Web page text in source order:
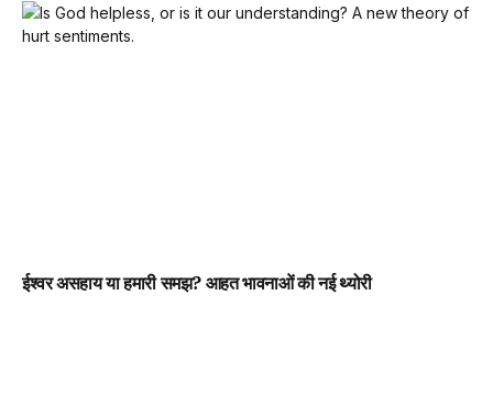
ईश्वर असहाय या हमारी समझ? आहत भावनाओं की नई थ्योरी